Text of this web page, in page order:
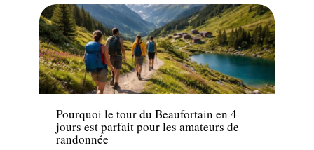
Activités
Pourquoi le tour du Beaufortain en 4
jours est parfait pour les amateurs de
randonnée